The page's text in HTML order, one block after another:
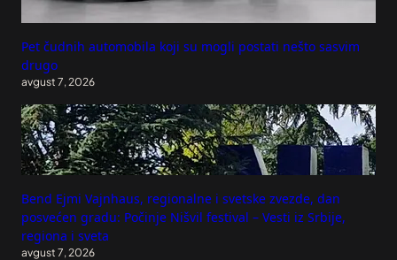
Pet čudnih automobila koji su mogli postati nešto sasvim
drugo
avgust 7, 2026
Bend Ejmi Vajnhaus, regionalne i svetske zvezde, dan
posvećen gradu: Počinje Nišvil festival – Vesti iz Srbije,
regiona i sveta
avgust 7, 2026